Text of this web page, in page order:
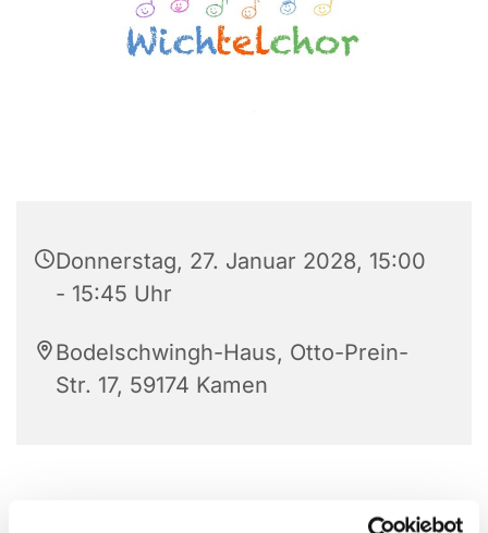
Donnerstag, 27. Januar 2028, 15:00
- 15:45 Uhr
Bodelschwingh-Haus, Otto-Prein-
Str. 17, 59174 Kamen